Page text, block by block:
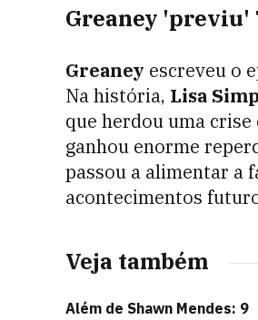
Greaney 'previu'
Greaney escreveu o
Na história, Lisa
que herdou uma
ganhou enorme
passou a alimentar a
acontecimentos
Veja também
Além de Shawn Mendes: 9